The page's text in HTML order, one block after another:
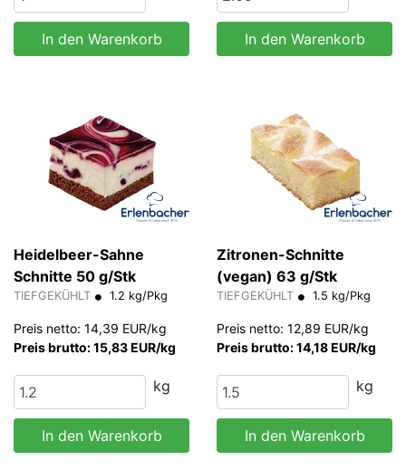
In den Warenkorb In den Warenkorb
Heidelbeer-Sahne
Schnitte 50 g/Stk
TIEFGEKÜHLT 1.2 kg/Pkg
Preis netto: 14,39 EUR/kg
Preis brutto: 15,83 EUR/kg
kg
In den Warenkorb
Zitronen-Schnitte
(vegan) 63 g/Stk
TIEFGEKÜHLT 1.5 kg/Pkg
Preis netto: 12,89 EUR/kg
Preis brutto: 14,18 EUR/kg
kg
In den Warenkorb